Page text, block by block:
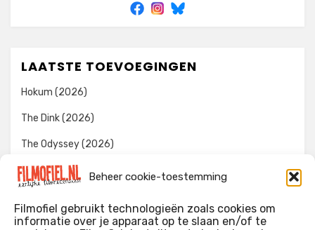
Beheer cookie-toestemming
Filmofiel gebruikt technologieën zoals cookies om
informatie over je apparaat op te slaan en/of te
LAATSTE TOEVOEGINGEN
Hokum (2026)
The Dink (2026)
The Odyssey (2026)
Evil Dead Burn (2026)